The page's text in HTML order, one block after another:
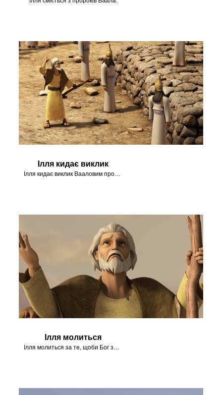
Ілля кидає виклик
Ілля кидає виклик Вааловим пророкам на горі Кармел.
Ілля молиться
Ілля молиться за те, щоби Бог змінив серця ізраїльтян.